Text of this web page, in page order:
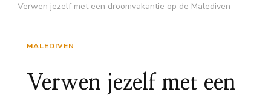
Verwen jezelf met een droomvakantie op de Malediven
MALEDIVEN
Verwen jezelf met een